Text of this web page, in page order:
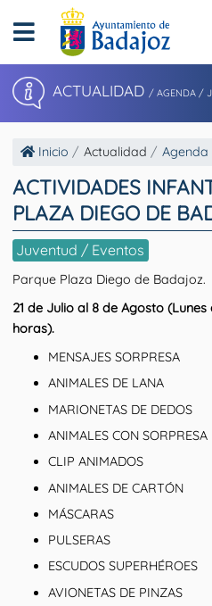
ACTUALIDAD / AGENDA /
Inicio Actualidad Agenda
ACTIVIDADES
PLAZA DIEGO DE
Juventud / Eventos
Parque Plaza Diego de Badajoz.
21 de Julio al 8 de Agosto (Lunes
horas).
MENSAJES SORPRESA
ANIMALES DE LANA
MARIONETAS DE DEDOS
ANIMALES CON SORPRESA
CLIP ANIMADOS
ANIMALES DE CARTÓN
MÁSCARAS
PULSERAS
ESCUDOS SUPERHÉROES
AVIONETAS DE PINZAS